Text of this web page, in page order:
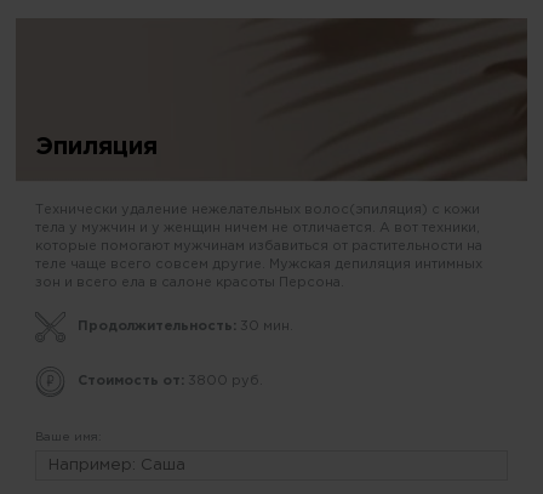
Эпиляция
Технически удаление нежелательных волос(эпиляция) с кожи
тела у мужчин и у женщин ничем не отличается. А вот техники,
которые помогают мужчинам избавиться от растительности на
теле чаще всего совсем другие. Мужская депиляция интимных
зон и всего ела в салоне красоты Персона.
Продолжительность: 30 мин.
Стоимость от: 3800 руб.
Ваше имя: